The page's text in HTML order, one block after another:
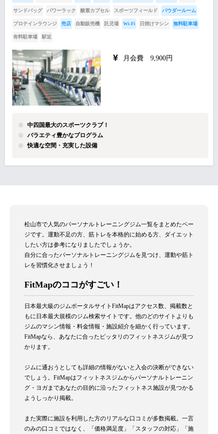
サンドバッグ パワーラック 酸素カプセル スポーツフィールド パウダールーム
プロテインラウンジ 売店 自動販売機 託児場 Wi-Fi 日焼けマシン 無料駐車場
有料駐車場 駅近
月会費 9,900円
中四国最大のスポーツクラブ！
バラエティ豊かなプログラム
快適な空間・充実した設備
松山市で人気のパーソナルトレーニングジム一覧をまとめたペー
ジです。運動不足の方、筋トレを本格的に始める方、ダイエット
したい方は参考になりましたでしょうか。
自分に合ったパーソナルトレーニングジムを見つけ、運動や筋ト
レを習慣化させましょう！
FitMapのココがすごい！
日本最大級のジムポータルサイトFitMapはアクセス数、掲載数と
もに日本最大規模のジム検索サイトです。他のどのサイトよりも
ジムのマシン情報・料金情報・施設紹介を細かく行っています。
FitMapなら、あなたに合ったピッタリのフィットネスジムが見つ
かります。
ジムに通おうとしても詳細の情報がないと入会の決断ができない
でしょう。FitMapはフィットネスジムからパーソナルトレーニン
グ・ヨガまであなたの目的に沿ったフィットネス施設が見つかる
ようしっかり掲載。
また実際に施設を利用した方のリアルな口コミが多数掲載。一言
のみの口コミではなく、「価格満足度」「スタッフの対応」「施